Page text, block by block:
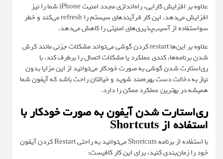
علاوه بر افزایش کارایی، راه‌اندازی مجدد امنیت iPhone شما را نیز
افزایش می‌دهد. این کار فرآیندهای سیستم را refresh می‌کند و خطر
سواستفاده از آسیب‌پذیری‌های امنیتی را کاهش می‌دهد.
علاوه بر این‌ها restart کردن گوشی می‌تواند مشکلات جزئی مانند کرش
شدن برنامه‌ها، کندی عملکرد یا مشکلات اتصال را برطرف کند. با
ری‌استارت شدن گوشی به صورت خودکار می‌توانید از این مزایا بدون
نیاز به دخالت دست بهره‌مند شوید و خیالتان راحت باشد که آیفون شما
همیشه در بهترین عملکرد ممکن را دارد.
ری‌استارت شدن آیفون به صورت خودکار با
استفاده از Shortcuts
با استفاده از برنامه Shortcuts می‌توانید به راحتی Restart کردن آیفون
خود را زمان‌بندی کنید، برای این کار کافیست: